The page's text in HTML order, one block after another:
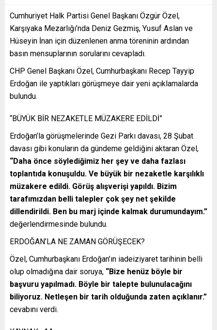
Cumhuriyet Halk Partisi Genel Başkanı Özgür Özel,
Karşıyaka Mezarlığı’nda Deniz Gezmiş, Yusuf Aslan ve
Hüseyin İnan için düzenlenen anma töreninin ardından
basın mensuplarının sorularını cevapladı.
CHP Genel Başkanı Özel, Cumhurbaşkanı Recep Tayyip
Erdoğan ile yaptıkları görüşmeye dair yeni açıklamalarda
bulundu.
“BÜYÜK BİR NEZAKETLE MÜZAKERE EDİLDİ”
Erdoğan’la görüşmelerinde Gezi Parkı davası, 28 Şubat
davası gibi konuların da gündeme geldiğini aktaran Özel,
“Daha önce söylediğimiz her şey ve daha fazlası
toplantıda konuşuldu. Ve büyük bir nezaketle karşılıklı
müzakere edildi. Görüş alışverişi yapıldı. Bizim
tarafımızdan belli talepler çok şey net şekilde
dillendirildi. Ben bu marj içinde kalmak durumundayım.”
değerlendirmesinde bulundu.
ERDOĞAN’LA NE ZAMAN GÖRÜŞECEK?
Özel, Cumhurbaşkanı Erdoğan’ın iadeiziyaret tarihinin belli
olup olmadığına dair soruya, “Bize henüz böyle bir
başvuru yapılmadı. Böyle bir talepte bulunulacağını
biliyoruz. Netleşen bir tarih olduğunda zaten açıklanır.”
cevabını verdi.